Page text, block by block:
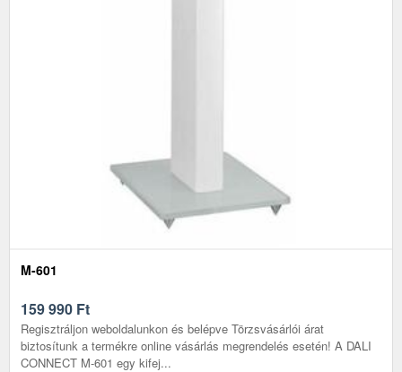
M-601
159 990 Ft
Regisztráljon weboldalunkon és belépve Törzsvásárlói árat
biztosítunk a termékre online vásárlás megrendelés esetén! A DALI
CONNECT M-601 egy kifej...